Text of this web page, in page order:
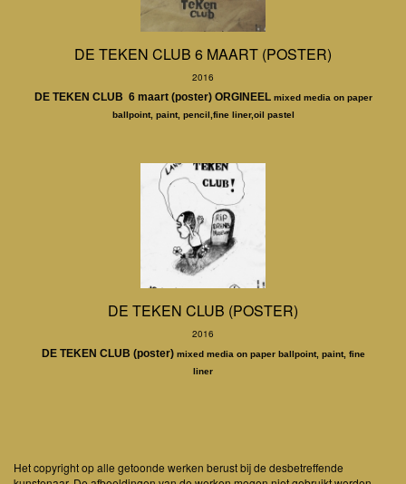
DE TEKEN CLUB 6 MAART (POSTER)
2016
DE TEKEN CLUB 6 maart (poster) ORGINEEL mixed media on paper
ballpoint, paint, pencil,fine liner,oil pastel
DE TEKEN CLUB (POSTER)
2016
DE TEKEN CLUB (poster) mixed media on paper ballpoint, paint, fine
liner
Het copyright op alle getoonde werken berust bij de desbetreffende